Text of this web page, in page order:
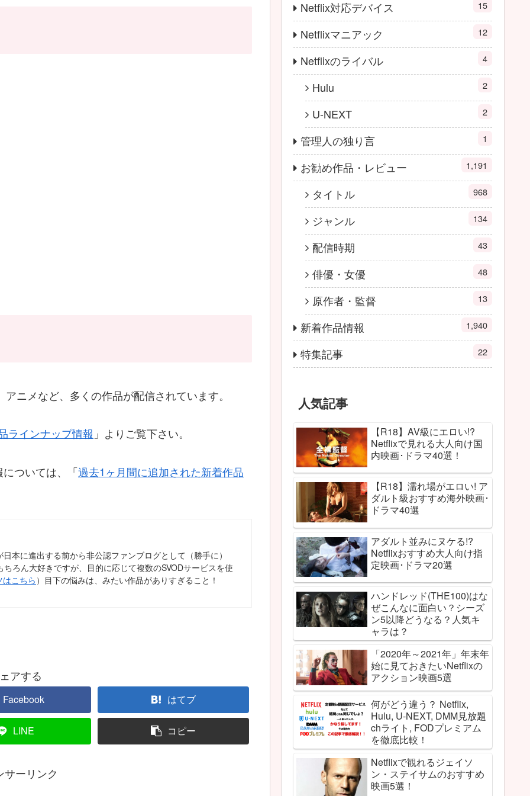
ニメなど、多くの作品が配信されています。
ラインナップ情報 」よりご覧下さい。
ついては、「過去1ヶ月間に追加された新着作品
本に進出する前から非公認ファンブログとして（勝手に）
ろん大好きですが、目的に応じて複数のSVODサービスを使
こちら ）目下の悩みは、みたい作品がありすぎること！
アする
Facebook はてブ
LINE コピー
サーリンク
Netflix対応デバイス 15
Netflixマニアック 12
Netflixのライバル 4
Hulu 2
U-NEXT 2
管理人の独り言 1
お勧め作品・レビュー 1,191
タイトル 968
ジャンル 134
配信時期 43
俳優・女優 48
原作者・監督 13
新着作品情報 1,940
特集記事 22
人気記事
【R18】AV級にエロい!?
Netflixで見れる大人向け国
内映画･ドラマ40選！
【R18】濡れ場がエロい! ア
ダルト級おすすめ海外映画･
ドラマ40選
アダルト並みにヌケる!?
Netflixおすすめ大人向け指
定映画･ドラマ20選
ハンドレッド(THE100)はな
ぜこんなに面白い？シーズ
ン5以降どうなる？人気キ
ャラは？
「2020年～2021年」年末年
始に見ておきたいNetflixの
アクション映画5選
何がどう違う？ Netflix,
Hulu, U-NEXT, DMM見放題
chライト, FODプレミアム
を徹底比較！
Netflixで観れるジェイソ
ン・ステイサムのおすすめ
映画5選！